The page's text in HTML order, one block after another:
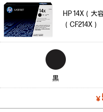
HP 14X（大
（CF214X）
黒
￥